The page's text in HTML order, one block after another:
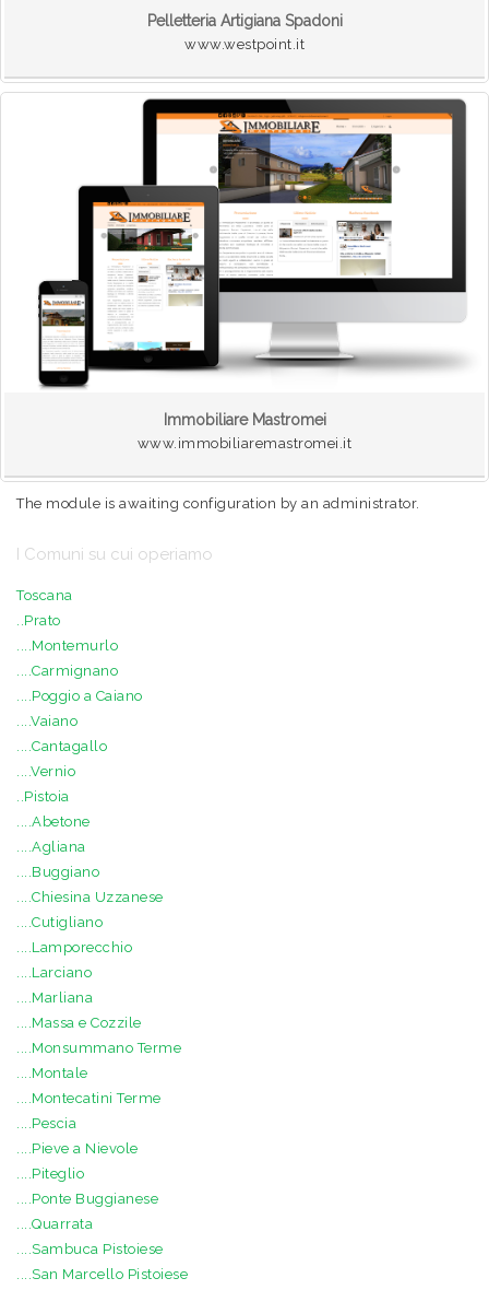
Pelletteria Artigiana Spadoni
www.westpoint.it
Immobiliare Mastromei
www.immobiliaremastromei.it
The module is awaiting configuration by an administrator.
I Comuni su cui operiamo
Toscana
..Prato
....Montemurlo
....Carmignano
....Poggio a Caiano
....Vaiano
....Cantagallo
....Vernio
..Pistoia
....Abetone
....Agliana
....Buggiano
....Chiesina Uzzanese
....Cutigliano
....Lamporecchio
....Larciano
....Marliana
....Massa e Cozzile
....Monsummano Terme
....Montale
....Montecatini Terme
....Pescia
....Pieve a Nievole
....Piteglio
....Ponte Buggianese
....Quarrata
....Sambuca Pistoiese
....San Marcello Pistoiese